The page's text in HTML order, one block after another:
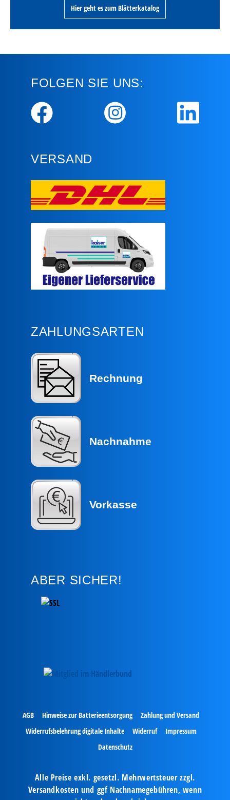
Hier geht es zum Blätterkatalog
FOLGEN SIE UNS:
VERSAND
ZAHLUNGSARTEN
Rechnung
Nachnahme
Vorkasse
ABER SICHER!
AGB Hinweise zur Batterieentsorgung
Zahlung und Versand
Widerrufsbelehrung digitale Inhalte
Widerruf
Impressum
Datenschutz
Alle Preise exkl. gesetzl. Mehrwertsteuer zzgl.
Versandkosten und ggf Nachnamegebühren, wenn